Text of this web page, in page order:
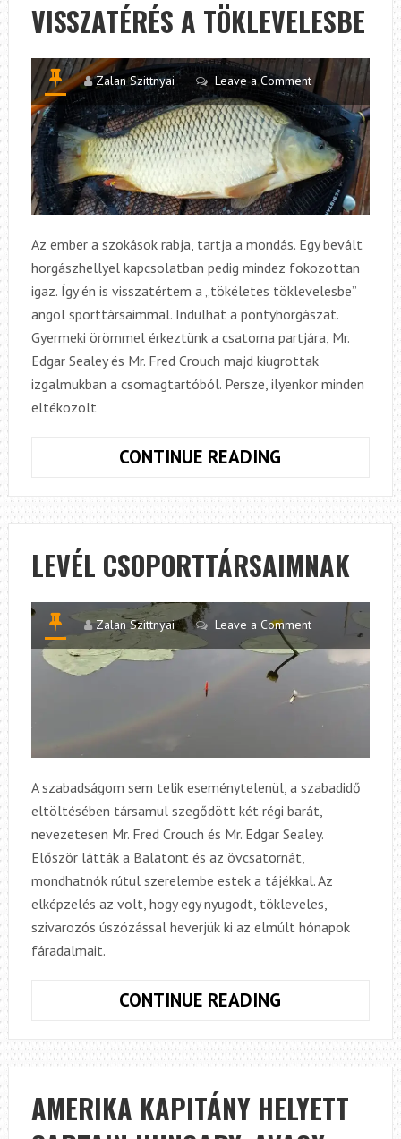
VISSZATÉRÉS A TÖKLEVELESBE
Zalan Szittnyai Leave a Comment
Az ember a szokások rabja, tartja a mondás. Egy bevált
horgászhellyel kapcsolatban pedig mindez fokozottan
igaz. Így én is visszatértem a „tökéletes töklevelesbe”
angol sporttársaimmal. Indulhat a pontyhorgászat.
Gyermeki örömmel érkeztünk a csatorna partjára, Mr.
Edgar Sealey és Mr. Fred Crouch majd kiugrottak
izgalmukban a csomagtartóból. Persze, ilyenkor minden
eltékozolt
CONTINUE READING
LEVÉL CSOPORTTÁRSAIMNAK
Zalan Szittnyai Leave a Comment
A szabadságom sem telik eseménytelenül, a szabadidő
eltöltésében társamul szegődött két régi barát,
nevezetesen Mr. Fred Crouch és Mr. Edgar Sealey.
Először látták a Balatont és az övcsatornát,
mondhatnók rútul szerelembe estek a tájékkal. Az
elképzelés az volt, hogy egy nyugodt, tökleveles,
szivarozós úszózással heverjük ki az elmúlt hónapok
fáradalmait.
CONTINUE READING
AMERIKA KAPITÁNY HELYETT